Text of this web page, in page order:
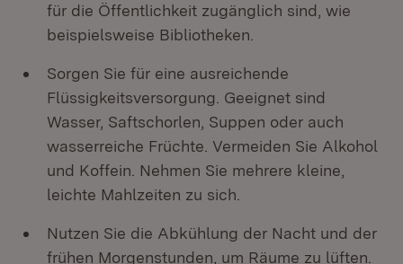
für die Öffentlichkeit zugänglich sind, wie
beispielsweise Bibliotheken.
Sorgen Sie für eine ausreichende
Flüssigkeitsversorgung. Geeignet sind
Wasser, Saftschorlen, Suppen oder auch
wasserreiche Früchte. Vermeiden Sie Alkohol
und Koffein. Nehmen Sie mehrere kleine,
leichte Mahlzeiten zu sich.
Nutzen Sie die Abkühlung der Nacht und der
frühen Morgenstunden, um Räume zu lüften.